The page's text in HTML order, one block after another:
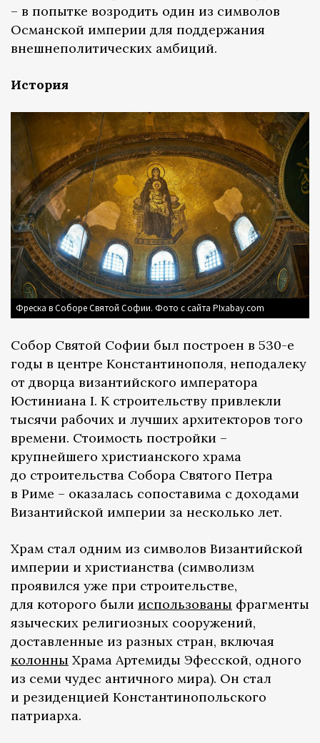
– в попытке возродить один из символов
Османской империи для поддержания
внешнеполитических амбиций.
История
Фреска в Соборе Святой Софии. Фото с сайта PIxabay.com
Собор Святой Софии был построен в 530-е
годы в центре Константинополя, неподалеку
от дворца византийского императора
Юстиниана I. К строительству привлекли
тысячи рабочих и лучших архитекторов того
времени. Стоимость постройки –
крупнейшего христианского храма
до строительства Собора Святого Петра
в Риме – оказалась сопоставима с доходами
Византийской империи за несколько лет.
Храм стал одним из символов Византийской
империи и христианства (символизм
проявился уже при строительстве,
для которого были использованы фрагменты
языческих религиозных сооружений,
доставленные из разных стран, включая
колонны Храма Артемиды Эфесской, одного
из семи чудес античного мира). Он стал
и резиденцией Константинопольского
патриарха.